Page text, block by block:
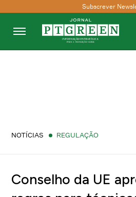
Subscrever
NOTÍCIAS REGULAÇÃO
Conselho da UE